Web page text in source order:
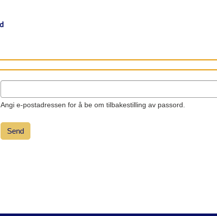
Angi e-postadressen for å be om tilbakestilling av passord.
Send